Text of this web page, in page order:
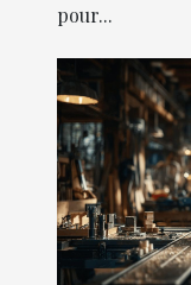
pour...